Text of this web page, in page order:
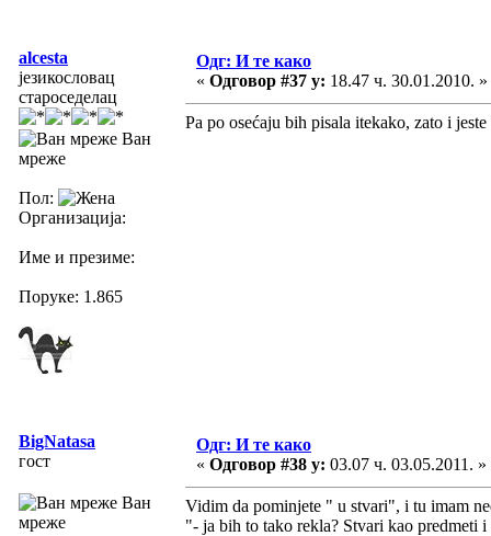
alcesta
језикословац
староседелац
Ван
мреже
Пол:
Организација:
Име и презиме:
Поруке: 1.865
Одг: И те како
« Одговор #37 у: 18.47 ч. 30.01.2010. »
Pa po osećaju bih pisala itekako, zato i
BigNatasa
гост
Ван
мреже
Одг: И те како
« Одговор #38 у: 03.07 ч. 03.05.2011. »
Vidim da pominjete " u stvari", i tu imam
"- ja bih to tako rekla? Stvari kao predmeti